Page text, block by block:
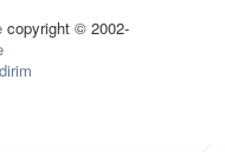
copyright © 2002-